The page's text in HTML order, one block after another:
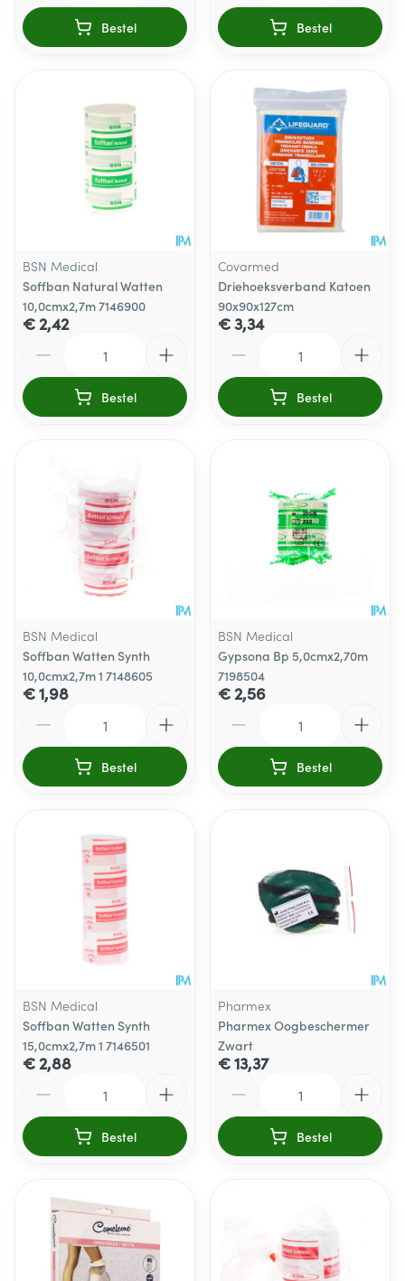
Bestel Bestel
BSN Medical
Soffban Natural Watten
10,0cmx2,7m 7146900
€ 2,42
Bestel
Covarmed
Driehoeksverband Katoen
90x90x127cm
€ 3,34
Bestel
BSN Medical
Soffban Watten Synth
10,0cmx2,7m 1 7148605
€ 1,98
Bestel
BSN Medical
Gypsona Bp 5,0cmx2,70m
7198504
€ 2,56
Bestel
BSN Medical
Soffban Watten Synth
15,0cmx2,7m 1 7146501
€ 2,88
Bestel
Pharmex
Pharmex Oogbeschermer
Zwart
€ 13,37
Bestel